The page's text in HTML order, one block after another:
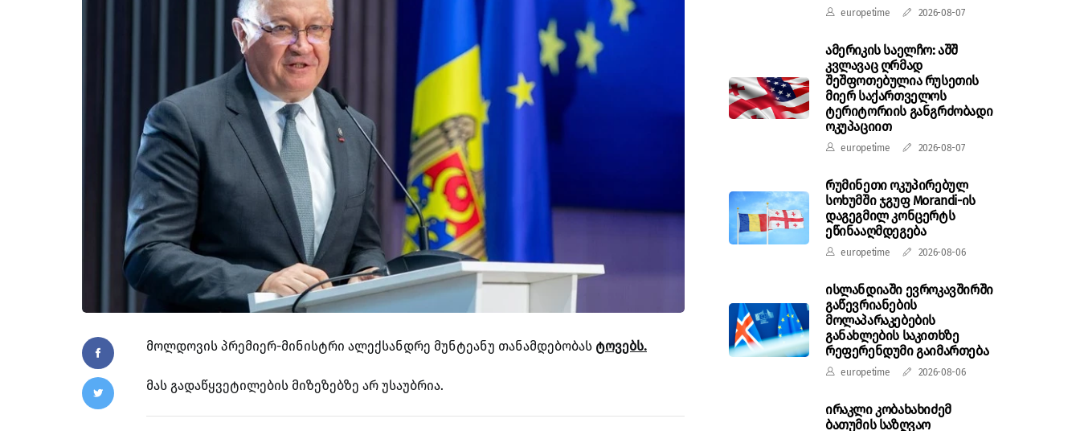
მოლდოვის პრემიერ-მინისტრი ალექსანდრე მუნტეანუ თანამდებობას ტოვებს.
მას გადაწყვეტილების მიზეზებზე არ უსაუბრია.
europetime 2026-08-07
ამერიკის საელჩო: აშშ
კვლავაც ღრმად
შეშფოთებულია რუსეთის
მიერ საქართველოს
ტერიტორიის განგრძობადი
ოკუპაციით
europetime 2026-08-07
რუმინეთი ოკუპირებულ
სოხუმში ჯგუფ Morandi-ის
დაგეგმილ კონცერტს
ეწინააღმდეგება
europetime 2026-08-06
ისლანდიაში ევროკავშირში
გაწევრიანების
მოლაპარაკებების
განახლების საკითხზე
რეფერენდუმი გაიმართება
europetime 2026-08-06
ირაკლი კობახახიძემ
ბათუმის საზღვაო